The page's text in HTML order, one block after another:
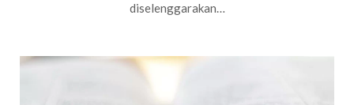
diselenggarakan…